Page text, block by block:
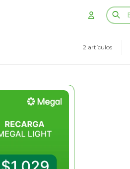
2 artículos